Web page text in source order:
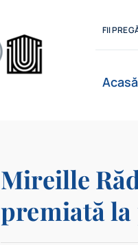
FII
Acasă
Mireille
premiată